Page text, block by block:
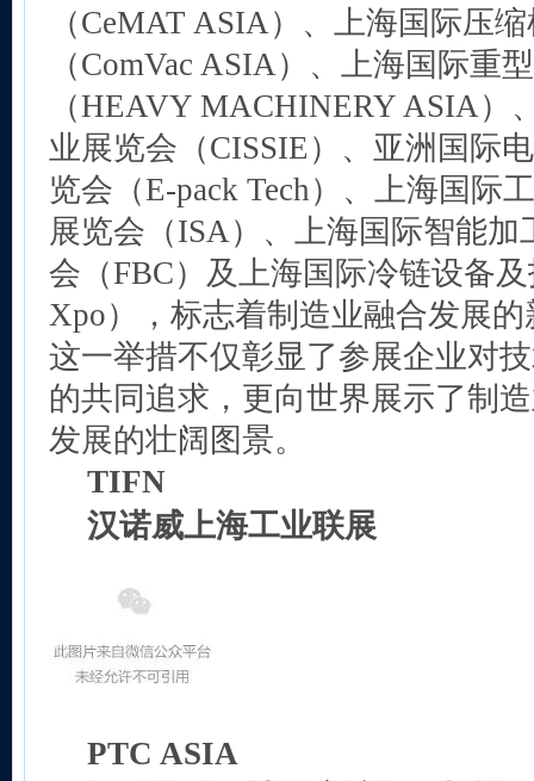
（CeMAT ASIA）、上海国际压
（ComVac ASIA）、上海国际重
（HEAVY MACHINERY ASIA）
业展览会（CISSIE）、亚洲国际
览会（E-pack Tech）、上海国际
展览会（ISA）、上海国际智能
会（FBC）及上海国际冷链设备
Xpo），标志着制造业融合发展
这一举措不仅彰显了参展企业对
的共同追求，更向世界展示了制
发展的壮阔图景。
TIFN
汉诺威上海工业联展
PTC ASIA